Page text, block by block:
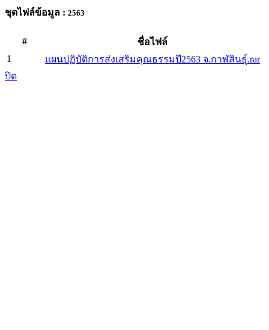
ชุดไฟล์ข้อมูล : 2563
#
ชื่อไฟล์
1
แผนปฏิบัติการส่งเสริมคุณธรรมปี2563 จ.กาฬสินธุ์.rar
ปิด